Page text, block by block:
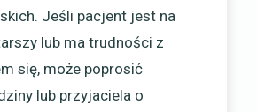
Jeśli pacjent jest na
lub ma trudności z
się, może poprosić
lub przyjaciela o